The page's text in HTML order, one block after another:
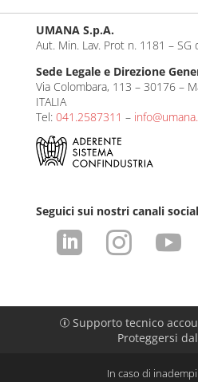
e
dI
n
s
A
p
p
UMANA S.p.A.
Aut. Min. Lav. Prot n. 1181 –
Sede Legale e Direzione
Via Colombara, 113 – 30176 –
ITALIA
Tel: 041.2587311 –
Seguici sui nostri canali
  
p Supporto tecnico
Proteggersi
In caso di